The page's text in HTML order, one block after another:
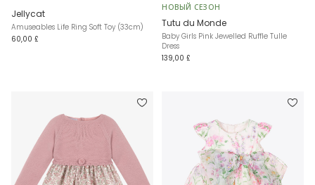
Jellycat
Amuseables Life Ring Soft Toy (33cm)
60,00 £
НОВЫЙ СЕЗОН
Tutu du Monde
Baby Girls Pink Jewelled Ruffle Tulle
Dress
139,00 £